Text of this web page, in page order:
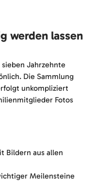
werden lassen
Jahrzehnte
Die Sammlung
unkompliziert
Fotos
Bildern aus allen
Meilensteine